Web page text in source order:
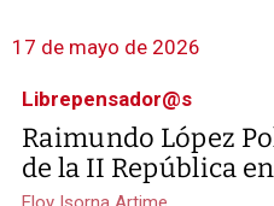
17 de mayo de 2026
Librepensador@s
Raimundo López
de la II República